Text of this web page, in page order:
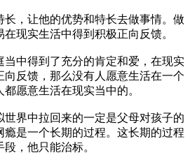
，让他的优势和特长去做事情。做
现实生活中得到积极正向反馈。
中得到了充分的肯定和爱，在现实
反馈，那么没有人愿意生活在一个
愿意生活在现实当中的。
界中拉回来的一定是父母对孩子的
瘾是一个长期的过程。这长期的过程
，他只能治标。